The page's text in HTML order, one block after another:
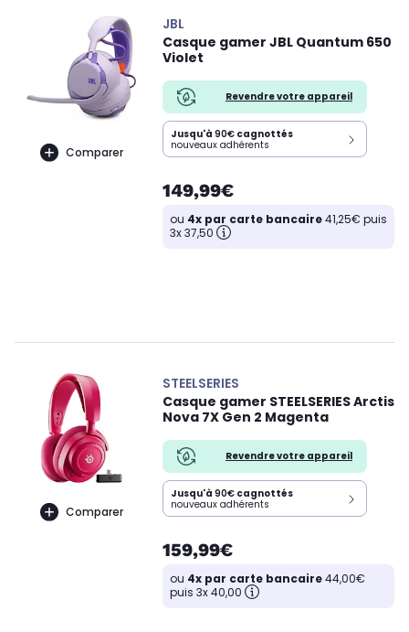
Comparer
JBL
Casque gamer JBL Quantum 650
Violet
Revendre votre appareil
Jusqu'à 90€ cagnottés
nouveaux adhérents
149,99€
ou 4x par carte bancaire41,25€ puis
3x 37,50
Comparer
STEELSERIES
Casque gamer STEELSERIES Arctis
Nova 7X Gen 2 Magenta
Revendre votre appareil
Jusqu'à 90€ cagnottés
nouveaux adhérents
159,99€
ou 4x par carte bancaire44,00€
puis 3x 40,00